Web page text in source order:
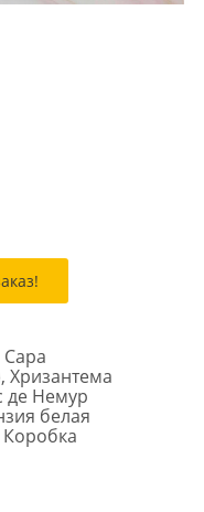
Хризантема
де Немур
белая
Коробка